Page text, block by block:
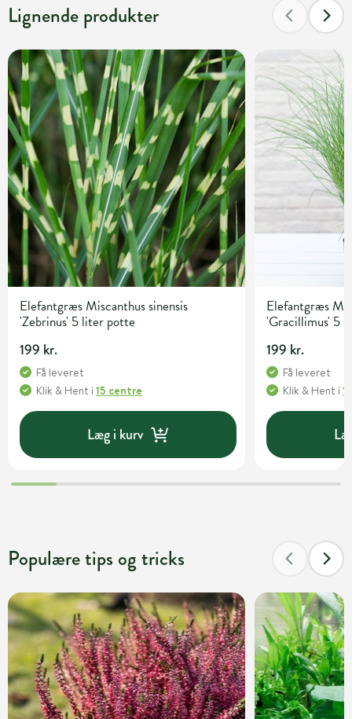
Lignende produkter
Elefantgræs Miscanthus sinensis
'Zebrinus' 5 liter potte
199 kr.
Få leveret
Klik & Hent i 15 centre
Læg i kurv
Elefantgræs
'Gracillimus' 5
199 kr.
Få leveret
Klik & Hent i
Populære tips og tricks